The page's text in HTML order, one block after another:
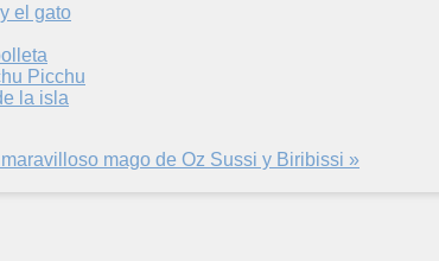
el gato
Picchu
la isla
mago de Oz Sussi y Biribissi »